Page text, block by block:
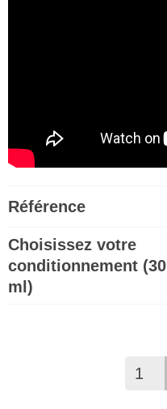
Référence
Choisissez votre
conditionnement (30
ml)